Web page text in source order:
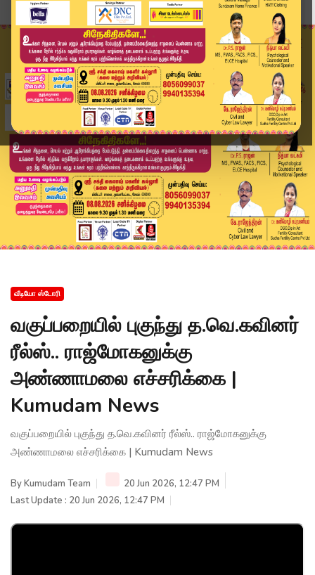
வகுப்பறையில் புகுந்து த.வெ.கவினர் ரீல்ஸ்.. ராஜ்...
வீடியோ ஸ்டோரி
வகுப்பறையில் புகுந்து த.வெ.கவினர்
ரீல்ஸ்.. ராஜ்மோகனுக்கு
அண்ணாமலை எச்சரிக்கை |
Kumudam News
வகுப்பறையில் புகுந்து த.வெ.கவினர் ரீல்ஸ்.. ராஜ்மோகனுக்கு
அண்ணாமலை எச்சரிக்கை | Kumudam News
ByKumudam Team
20 Jun 2026, 12:47 PM
Last Update : 20 Jun 2026, 12:47 PM